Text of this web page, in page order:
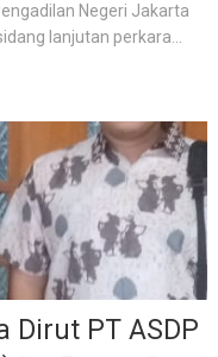
Negeri Jakarta
lanjutan perkara...
Dirut PT ASDP